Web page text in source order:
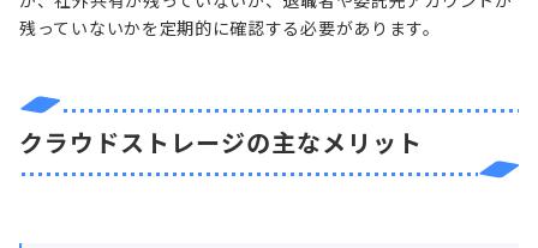
残っていないかを定期的に確認する必要があります。
クラウドストレージの主なメリット